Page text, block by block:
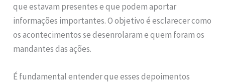
que estavam presentes e que podem aportar
informações importantes. O objetivo é esclarecer como
os acontecimentos se desenrolaram e quem foram os
mandantes das ações.
É fundamental entender que esses depoimentos